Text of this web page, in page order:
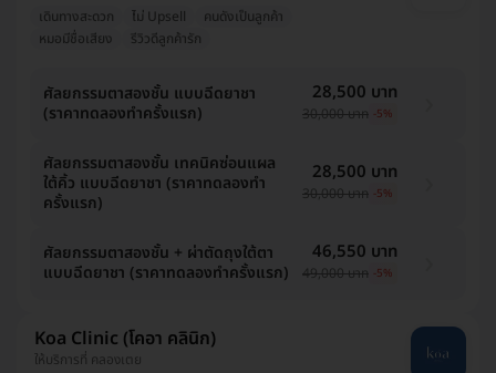
เดินทางสะดวก
ไม่ Upsell
คนดังเป็นลูกค้า
หมอมีชื่อเสียง
รีวิวดีลูกค้ารัก
ศัลยกรรมตาสองชั้น แบบฉีดยาชา
(ราคาทดลองทำครั้งแรก)
28,500 บาท
30,000 บาท -5%
ศัลยกรรมตาสองชั้น เทคนิคซ่อนแผล
ใต้คิ้ว แบบฉีดยาชา (ราคาทดลองทำ
ครั้งแรก)
28,500 บาท
30,000 บาท -5%
ศัลยกรรมตาสองชั้น + ผ่าตัดถุงใต้ตา
แบบฉีดยาชา (ราคาทดลองทำครั้งแรก)
46,550 บาท
49,000 บาท -5%
Koa Clinic (โคอา คลินิก)
ให้บริการที่ คลองเตย